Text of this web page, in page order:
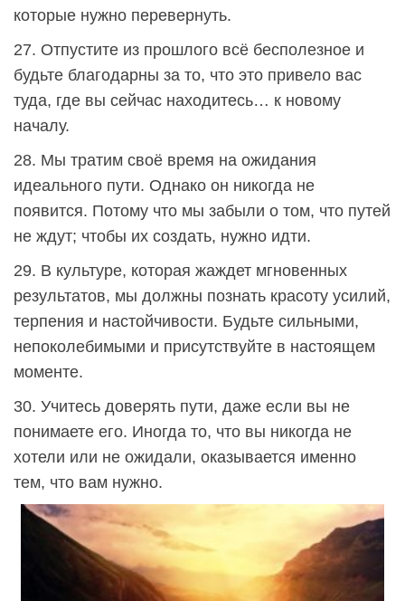
которые нужно перевернуть.
27. Отпустите из прошлого всё бесполезное и
будьте благодарны за то, что это привело вас
туда, где вы сейчас находитесь… к новому
началу.
28. Мы тратим своё время на ожидания
идеального пути. Однако он никогда не
появится. Потому что мы забыли о том, что путей
не ждут; чтобы их создать, нужно идти.
29. В культуре, которая жаждет мгновенных
результатов, мы должны познать красоту усилий,
терпения и настойчивости. Будьте сильными,
непоколебимыми и присутствуйте в настоящем
моменте.
30. Учитесь доверять пути, даже если вы не
понимаете его. Иногда то, что вы никогда не
хотели или не ожидали, оказывается именно
тем, что вам нужно.